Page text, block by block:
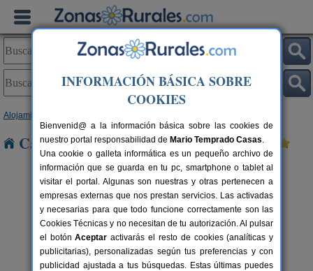
Alojamientos
Casas Rurales cerca de Torrent
6+2 pers.
desde50 €
La Casa del Lago
Anna (Valencia)
INFORMACIÓN BÁSICA SOBRE
COOKIES
Bienvenid@ a la información básica sobre las cookies de
nuestro portal responsabilidad de Mario Temprado Casas.
Una cookie o galleta informática es un pequeño archivo de
información que se guarda en tu pc, smartphone o tablet al
visitar el portal. Algunas son nuestras y otras pertenecen a
empresas externas que nos prestan servicios. Las activadas
y necesarias para que todo funcione correctamente son las
Cookies Técnicas y no necesitan de tu autorización. Al pulsar
el botónAceptar activarás el resto de cookies (analíticas y
publicitarias), personalizadas según tus preferencias y con
publicidad ajustada a tus búsquedas. Estas últimas puedes